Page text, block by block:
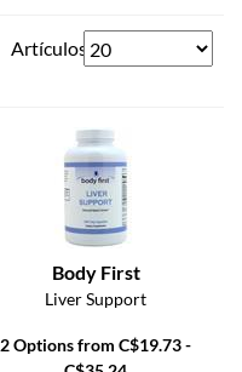
Artículos
Body First
Liver Support
2 Options from C$19.73 -